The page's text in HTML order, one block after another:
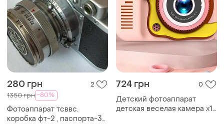
280 грн 2
1350 грн -80%
Фотоаппарат тсввс.
коробка фт-2 , паспорта-3-
724 грн 0
Детский фотоаппарат
детская веселая камера x14